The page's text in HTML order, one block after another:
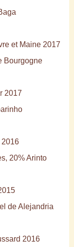
et Maine 2017
Bourgogne
2017
2016
20% Arinto
de Alejandria
2016